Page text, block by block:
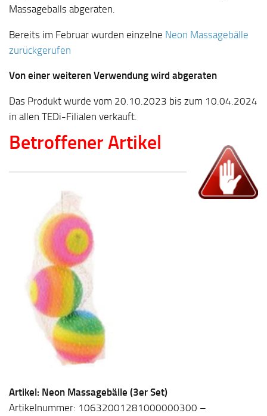
Massageballs abgeraten.
Bereits im Februar wurden einzelne Neon Massagebälle
zurückgerufen
Von einer weiteren Verwendung wird abgeraten
Das Produkt wurde vom 20.10.2023 bis zum 10.04.2024
in allen TEDi-Filialen verkauft.
Betroffener Artikel
Artikel: Neon Massagebälle (3er Set)
Artikelnummer: 10632001281000000300 –